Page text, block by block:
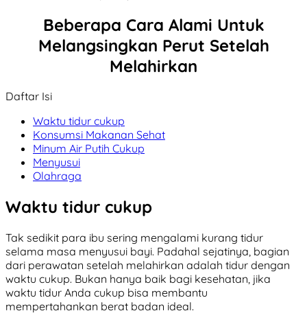
Beberapa Cara Alami Untuk
Melangsingkan Perut Setelah
Melahirkan
Daftar Isi
Waktu tidur cukup
Konsumsi Makanan Sehat
Minum Air Putih Cukup
Menyusui
Olahraga
Waktu tidur cukup
Tak sedikit para ibu sering mengalami kurang tidur
selama masa menyusui bayi. Padahal sejatinya, bagian
dari perawatan setelah melahirkan adalah tidur dengan
waktu cukup. Bukan hanya baik bagi kesehatan, jika
waktu tidur Anda cukup bisa membantu
mempertahankan berat badan ideal.